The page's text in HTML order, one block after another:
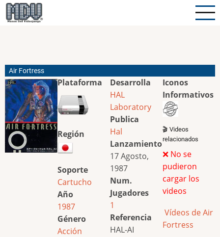
Pasar
al
Air Fortress
Plataforma
Región
Soporte
Cartucho
Año
1987
Género
Acción
Desarrolla
HAL
Laboratory
Publica
Hal
Lanzamiento
17 Agosto,
1987
Num.
Jugadores
1
Referencia
HAL-AI
Iconos
Informativos
🎬 Videos
relacionados
❌ No se
pudieron
cargar los
videos
Vídeos de Air
Fortress